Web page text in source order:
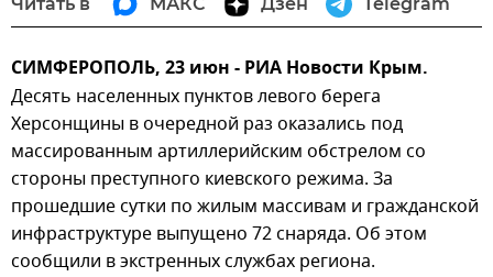
Читать в МАКС Дзен Telegram
СИМФЕРОПОЛЬ, 23 июн - РИА Новости Крым.
Десять населенных пунктов левого берега
Херсонщины в очередной раз оказались под
массированным артиллерийским обстрелом со
стороны преступного киевского режима. За
прошедшие сутки по жилым массивам и гражданской
инфраструктуре выпущено 72 снаряда. Об этом
сообщили в экстренных службах региона.